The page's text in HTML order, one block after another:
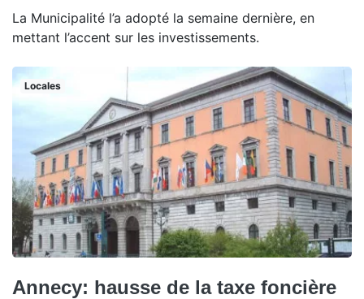
La Municipalité l’a adopté la semaine dernière, en
mettant l’accent sur les investissements.
Locales
Annecy: hausse de la taxe foncière